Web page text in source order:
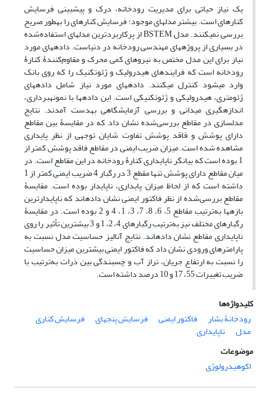
یک نیاز حیاتی برای مدیریت رودخانه، درک و پیش‏بینی فرسایش
کناره‏ای است. بیشتر مدل‏های موجود؛ فرسایش کناره‏ای را به‏طور صریح
بررسی نمی‏کنند. مدل BSTEM از پرکاربرد‏ترین مدل‏های استفاده‌شده
در بسیاری از پروژه‏های مهندسی رودخانه در دنیا‌ست. داده‏های مورد
نیاز برای این مدل مختص به نیروهای کمی محرک و مقاوم‌کنندۀ کنارۀ
رودخانه است که فرایندهای هیدرولیک و ژئوتکنیک را که روی بانک
وارد می‏شود کنترل می‏کنند. داده‏های مورد نیاز شامل داده‏های
ژئومتری، هیدرولیکی و ژئوتکنیکی است. این داده‏ها با نمونه‏برداری،
اندازه‏گیری میدانی و بررسی آزمایشگاهی به‏دست آمدند. نتایج
مدل‏سازی در مقاطع بررسی‌شده نشان داد که در مقایسۀ بین مقاطع
دارای پوشش و فاقد پوشش تفاوت شایان توجهی از نظر پایداری
مشاهده شده است. میزان ضریب ایمنی در مقاطع فاقد پوشش کمتر از
1 بوده است که بیانگر ناپایداری کنارۀ رودخانه در این مقاطع است. در
میان مقاطع دارای پوشش تنها مقطع 3 در رگبار 4 ‌ضریب ایمنی کمتر از 1
داشته است که از لحاظ میزان پایداری، ناپایدار بوده است. مقایسۀ
مقاطع بررسی‌شده از نظر فاکتور ایمنی نشان داده‏اند که ناپایدارترین
بازه‏ها به‌ترتیب مقاطع 5، 6، 8، 7، 3، 1، 4 و 2 بوده است. در مقایسۀ
رگبارهای مختلف نیز به‌ترتیب رگبارهای 4، 2، 1 و 3 بیشترین تأثیر را روی
ناپایداری مقاطع نشان داده‏اند. نتایج آنالیز حساسیت مدل نسبت به
پارامترهای ورودی نشان داد که فاکتور ایمنی بیشترین میزان حساسیت
را نسبت به ارتفاع جریان، تراز آب و چسبندگی بین ذرات به‌ترتیب با
ضریب تغییرات 55، 17 و 10 درصد داشته است.
کلیدواژه‌ها
رودخانۀ بشار
فاکتور ایمنی فرسایش پنجه‏ای فرسایش کناری
مدل
ناپایداری
موضوعات
اکوهیدرولوژی